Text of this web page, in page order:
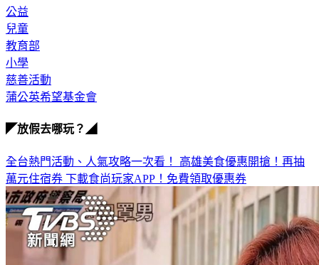
公益
兒童
教育部
小學
慈善活動
蒲公英希望基金會
◤放假去哪玩？◢
全台熱門活動、人氣攻略一次看！ 高雄美食優惠開搶！再抽
萬元住宿券 下載食尚玩家APP！免費領取優惠券